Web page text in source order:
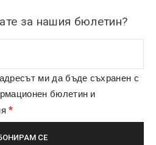
за нашия бюлетин?
ми да бъде съхранен с
бюлетин и
*